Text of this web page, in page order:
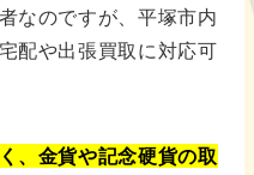
なのですが、平塚市内
配や出張買取に対応可
、金貨や記念硬貨の取